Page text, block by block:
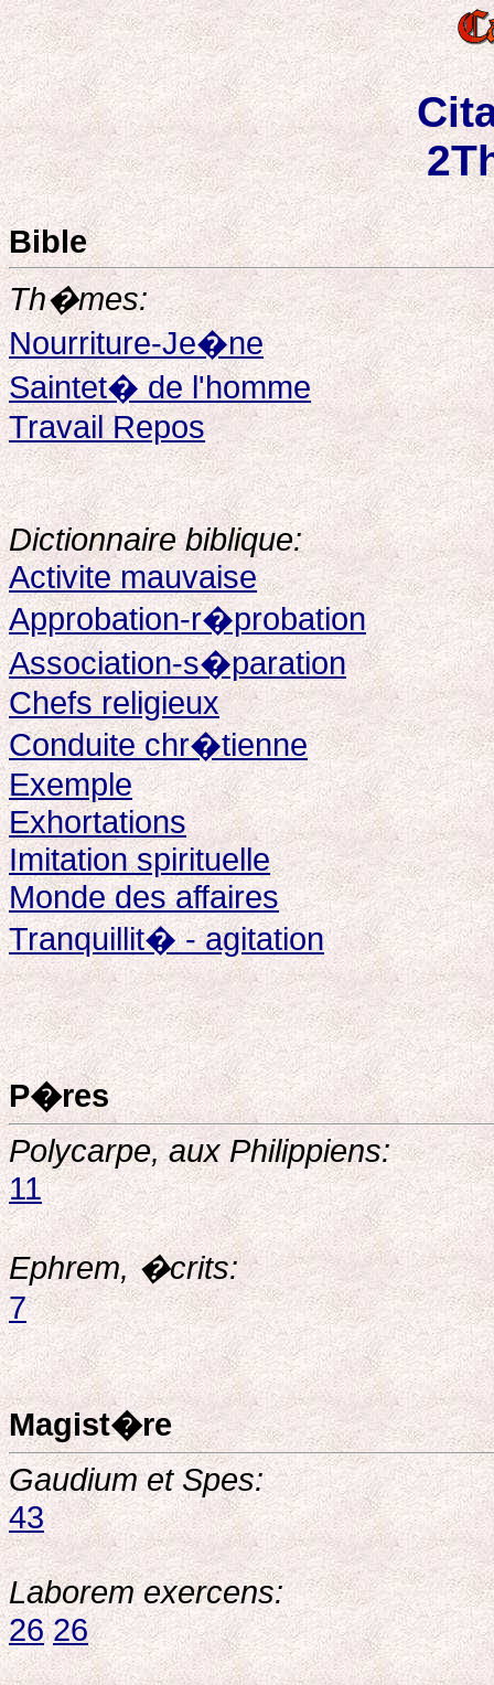
Bible
Th�mes:
Nourriture-Je�ne
Saintet� de l'homme
Travail Repos
Dictionnaire biblique:
Activite mauvaise
Approbation-r�probation
Association-s�paration
Chefs religieux
Conduite chr�tienne
Exemple
Exhortations
Imitation spirituelle
Monde des affaires
Tranquillit� - agitation
P�res
Polycarpe, aux Philippiens:
11
Ephrem, �crits:
7
Magist�re
Gaudium et Spes:
43
Laborem exercens:
26 26